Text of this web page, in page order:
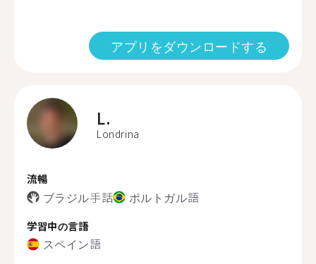
アプリをダウンロードする
L.
Londrina
流暢
ブラジル手話 ポルトガル語
学習中の言語
スペイン語